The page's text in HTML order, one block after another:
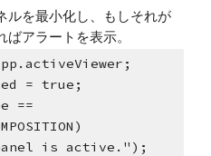
ルを最小化し、もしそれが
アラートを表示。
= true;
==
is active.");